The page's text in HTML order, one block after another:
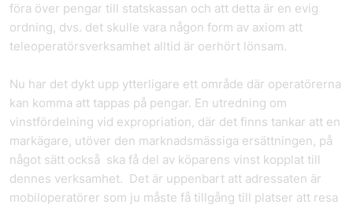
föra över pengar till statskassan och att detta är en evig
ordning, dvs. det skulle vara någon form av axiom att
teleoperatörsverksamhet alltid är oerhört lönsam.
Nu har det dykt upp ytterligare ett område där operatörerna
kan komma att tappas på pengar. En utredning om
vinstfördelning vid expropriation, där det finns tankar att en
markägare, utöver den marknadsmässiga ersättningen, på
något sätt också ska få del av köparens vinst kopplat till
dennes verksamhet. Det är uppenbart att adressaten är
mobiloperatörer som ju måste få tillgång till platser att resa